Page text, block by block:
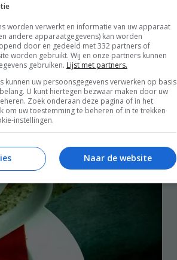
pittig!) en een boterham
honing en geitenkaas met
worden verwerkt en informatie van uw apparaat
andere apparaatgegevens) kan worden
door en gedeeld met 332 partners of
worden gebruikt. Wij en onze partners kunnen
gebruiken. Lijst met partners.
kunnen uw persoonsgegevens verwerken op basis
U kunt hiertegen bezwaar maken door uw
Zoek onderaan deze pagina of in het
om uw toestemming te beheren of in te trekken
instellingen.
Naar de website